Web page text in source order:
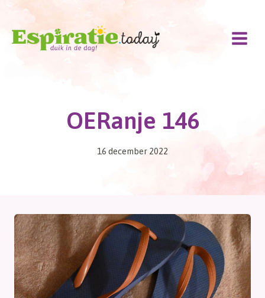
Doorgaan
inhoud
OERanje 146
16 december 2022